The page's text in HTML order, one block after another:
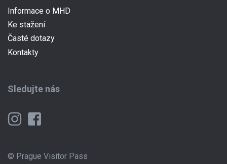
Informace o MHD
Ke stažení
Časté dotazy
Kontakty
Sledujte nás
© Prague Visitor Pass